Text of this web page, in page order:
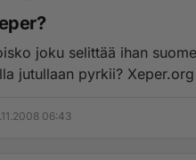
joku selittää ihan
jutullaan pyrkii?
06:43